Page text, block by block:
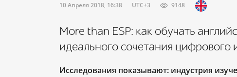
10 Апреля 2018, 16:38 UTC+3 9148
More than ESP: как обучать
идеального сочетания цифрового
Исследования показывают: индустрия